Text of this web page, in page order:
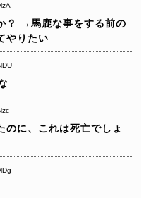
？
→馬鹿な事をする前の
やりたい
のに、これは死亡でしょ